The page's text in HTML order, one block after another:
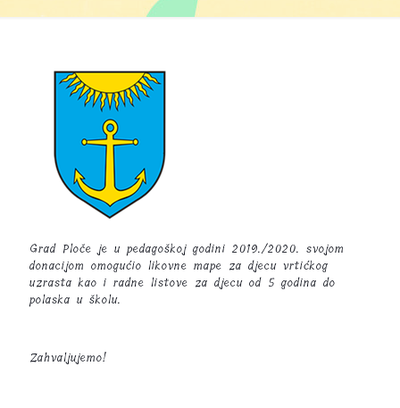
Grad Ploče je u pedagoškoj godini 2019./2020. svojom
donacijom omogućio likovne mape za djecu vrtićkog
uzrasta kao i radne listove za djecu od 5 godina do
polaska u školu.
Zahvaljujemo!